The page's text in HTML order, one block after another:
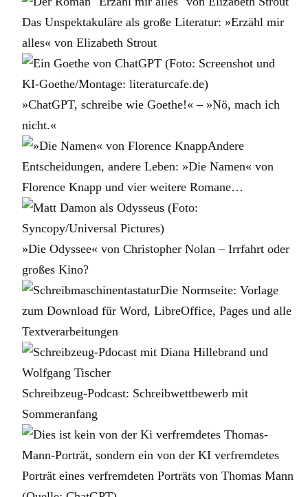
Das Unspektakuläre als große Literatur: »Erzähl mir
alles« von Elizabeth Strout
»ChatGPT, schreibe wie Goethe!« – »Nö, mach ich
nicht.«
Andere
Entscheidungen, andere Leben: »Die Namen« von
Florence Knapp und vier weitere Romane…
»Die Odyssee« von Christopher Nolan – Irrfahrt oder
großes Kino?
Die Normseite: Vorlage
zum Download für Word, LibreOffice, Pages und alle
Textverarbeitungen
Schreibzeug-Podcast: Schreibwettbewerb mit
Sommeranfang